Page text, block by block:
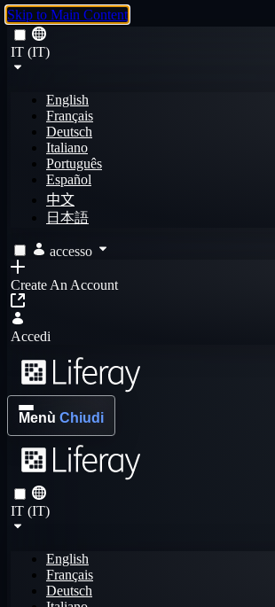
Skip to Main Content
IT (IT)
English
Français
Deutsch
Italiano
Português
Español
中文
日本語
accesso
Create An Account
Accedi
Menù Chiudi
IT (IT)
English
Français
Deutsch